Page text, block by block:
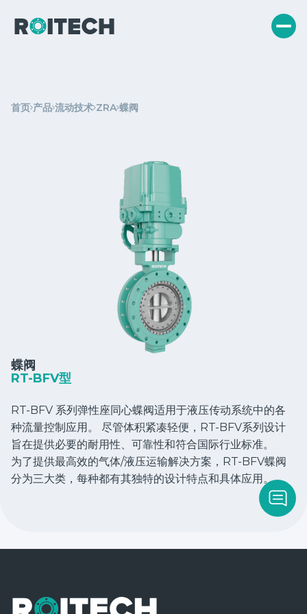
首页 产品 流动技术 ZRA 蝶阀
蝶阀
RT-BFV型
RT-BFV 系列弹性座同心蝶阀适用于液压传动系统中的各
种流量控制应用。 尽管体积紧凑轻便，RT-BFV系列设计
旨在提供必要的耐用性、可靠性和符合国际行业标准。
为了提供最高效的气体/液压运输解决方案，RT-BFV蝶阀
分为三大类，每种都有其独特的设计特点和具体应用。